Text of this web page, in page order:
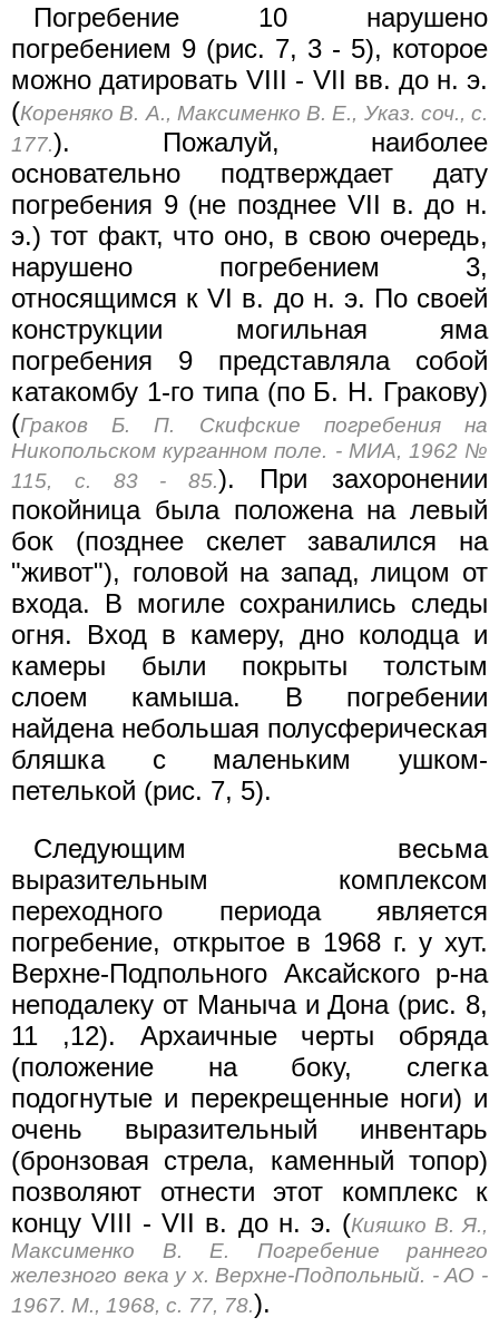
Погребение 10 нарушено
погребением 9 (рис. 7, 3 - 5), которое
можно датировать VIII - VII вв. до н. э.
(Кореняко В. А., Максименко В. Е., Указ. соч., с.
177.). Пожалуй, наиболее
основательно подтверждает дату
погребения 9 (не позднее VII в. до н.
э.) тот факт, что оно, в свою очередь,
нарушено погребением 3,
относящимся к VI в. до н. э. По своей
конструкции могильная яма
погребения 9 представляла собой
катакомбу 1-го типа (по Б. Н. Гракову)
(Граков Б. П. Скифские погребения на
Никопольском курганном поле. - МИА, 1962 №
115, с. 83 - 85.). При захоронении
покойница была положена на левый
бок (позднее скелет завалился на
"живот"), головой на запад, лицом от
входа. В могиле сохранились следы
огня. Вход в камеру, дно колодца и
камеры были покрыты толстым
слоем камыша. В погребении
найдена небольшая полусферическая
бляшка с маленьким ушком-
петелькой (рис. 7, 5).
Следующим весьма
выразительным комплексом
переходного периода является
погребение, открытое в 1968 г. у хут.
Верхне-Подпольного Аксайского р-на
неподалеку от Маныча и Дона (рис. 8,
11 ,12). Архаичные черты обряда
(положение на боку, слегка
подогнутые и перекрещенные ноги) и
очень выразительный инвентарь
(бронзовая стрела, каменный топор)
позволяют отнести этот комплекс к
концу VIII - VII в. до н. э. (Кияшко В. Я.,
Максименко В. Е. Погребение раннего
железного века у х. Верхне-Подпольный. - АО -
1967. М., 1968, с. 77, 78.).